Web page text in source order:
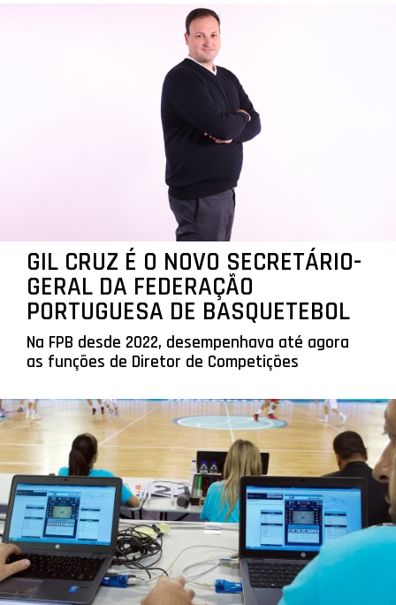
GIL CRUZ É O NOVO SECRETÁRIO-
GERAL DA FEDERAÇÃO
PORTUGUESA DE BASQUETEBOL
Na FPB desde 2022, desempenhava até agora
as funções de Diretor de Competições